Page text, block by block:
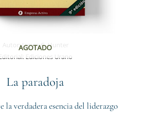
AGOTADO
Autor:James C. Hunter
Ediciones Urano
La paradoja
la verdadera esencia del liderazgo